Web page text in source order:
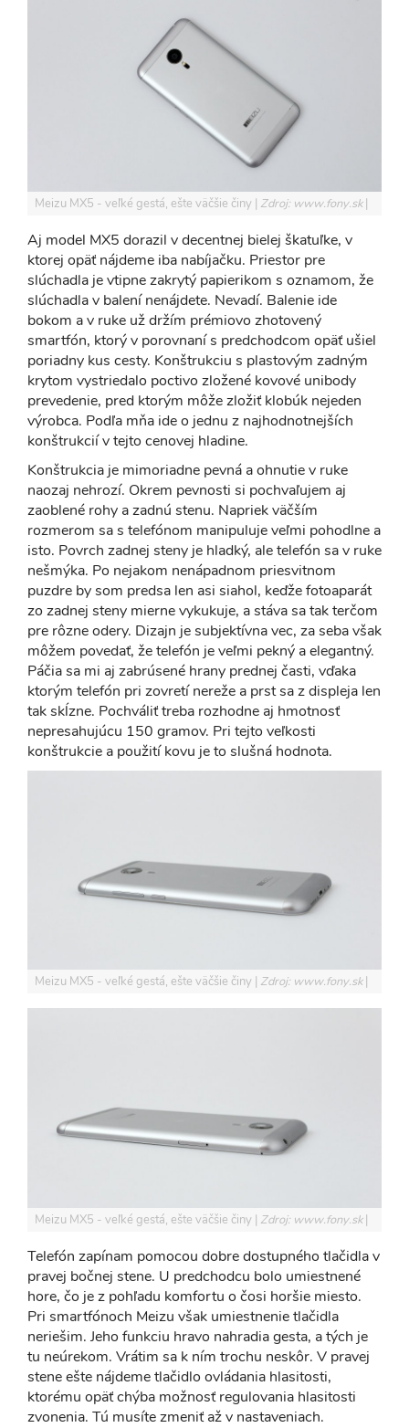
Meizu MX5 - veľké gestá, ešte väčšie činy Zdroj: www.fony.sk
Aj model MX5 dorazil v decentnej bielej škatuľke, v
ktorej opäť nájdeme iba nabíjačku. Priestor pre
slúchadla je vtipne zakrytý papierikom s oznamom, že
slúchadla v balení nenájdete. Nevadí. Balenie ide
bokom a v ruke už držím prémiovo zhotovený
smartfón, ktorý v porovnaní s predchodcom opäť ušiel
poriadny kus cesty. Konštrukciu s plastovým zadným
krytom vystriedalo poctivo zložené kovové unibody
prevedenie, pred ktorým môže zložiť klobúk nejeden
výrobca. Podľa mňa ide o jednu z najhodnotnejších
konštrukcií v tejto cenovej hladine.
Konštrukcia je mimoriadne pevná a ohnutie v ruke
naozaj nehrozí. Okrem pevnosti si pochvaľujem aj
zaoblené rohy a zadnú stenu. Napriek väčším
rozmerom sa s telefónom manipuluje veľmi pohodlne a
isto. Povrch zadnej steny je hladký, ale telefón sa v ruke
nešmýka. Po nejakom nenápadnom priesvitnom
puzdre by som predsa len asi siahol, keďže fotoaparát
zo zadnej steny mierne vykukuje, a stáva sa tak terčom
pre rôzne odery. Dizajn je subjektívna vec, za seba však
môžem povedať, že telefón je veľmi pekný a elegantný.
Páčia sa mi aj zabrúsené hrany prednej časti, vďaka
ktorým telefón pri zovretí nereže a prst sa z displeja len
tak skĺzne. Pochváliť treba rozhodne aj hmotnosť
nepresahujúcu 150 gramov. Pri tejto veľkosti
konštrukcie a použití kovu je to slušná hodnota.
Meizu MX5 - veľké gestá, ešte väčšie činy Zdroj: www.fony.sk
Meizu MX5 - veľké gestá, ešte väčšie činy Zdroj: www.fony.sk
Telefón zapínam pomocou dobre dostupného tlačidla v
pravej bočnej stene. U predchodcu bolo umiestnené
hore, čo je z pohľadu komfortu o čosi horšie miesto.
Pri smartfónoch Meizu však umiestnenie tlačidla
neriešim. Jeho funkciu hravo nahradia gesta, a tých je
tu neúrekom. Vrátim sa k ním trochu neskôr. V pravej
stene ešte nájdeme tlačidlo ovládania hlasitosti,
ktorému opäť chýba možnosť regulovania hlasitosti
zvonenia. Tú musíte zmeniť až v nastaveniach.